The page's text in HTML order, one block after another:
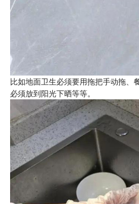
比如地面卫生必须要用拖把手动拖、
必须放到阳光下晒等等。